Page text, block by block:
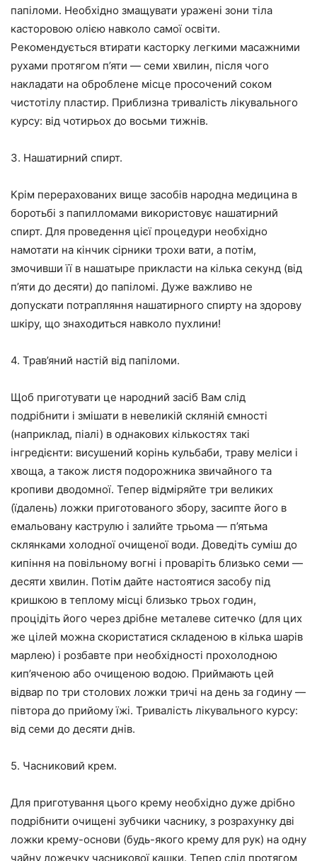
папіломи. Необхідно змащувати уражені зони тіла
касторовою олією навколо самої освіти.
Рекомендується втирати касторку легкими масажними
рухами протягом п’яти — семи хвилин, після чого
накладати на оброблене місце просочений соком
чистотілу пластир. Приблизна тривалість лікувального
курсу: від чотирьох до восьми тижнів.
3. Нашатирний спирт.
Крім перерахованих вище засобів народна медицина в
боротьбі з папилломами використовує нашатирний
спирт. Для проведення цієї процедури необхідно
намотати на кінчик сірники трохи вати, а потім,
змочивши її в нашатыре прикласти на кілька секунд (від
п’яти до десяти) до папіломі. Дуже важливо не
допускати потрапляння нашатирного спирту на здорову
шкіру, що знаходиться навколо пухлини!
4. Трав’яний настій від папіломи.
Щоб приготувати це народний засіб Вам слід
подрібнити і змішати в невеликій скляній ємності
(наприклад, піалі) в однакових кількостях такі
інгредієнти: висушений корінь кульбаби, траву меліси і
хвоща, а також листя подорожника звичайного та
кропиви дводомної. Тепер відміряйте три великих
(їдалень) ложки приготованого збору, засипте його в
емальовану каструлю і залийте трьома — п’ятьма
склянками холодної очищеної води. Доведіть суміш до
кипіння на повільному вогні і проваріть близько семи —
десяти хвилин. Потім дайте настоятися засобу під
кришкою в теплому місці близько трьох годин,
процідіть його через дрібне металеве ситечко (для цих
же цілей можна скористатися складеною в кілька шарів
марлею) і розбавте при необхідності прохолодною
кип’яченою або очищеною водою. Приймають цей
відвар по три столових ложки тричі на день за годину —
півтора до прийому їжі. Тривалість лікувального курсу:
від семи до десяти днів.
5. Часниковий крем.
Для приготування цього крему необхідно дуже дрібно
подрібнити очищені зубчики часнику, з розрахунку дві
ложки крему-основи (будь-якого крему для рук) на одну
чайну ложечку часникової кашки. Тепер слід протягом